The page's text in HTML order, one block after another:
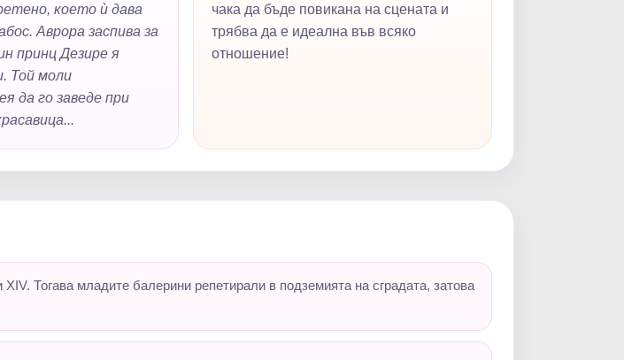
което ѝ дава
Аврора заспива за
принц Дезире я
Той моли
да го заведе при
чака да бъде повикана на сцената и
трябва да е идеална във всяко
отношение!
Тогава младите балерини репетирали в подземията на сградата, затова